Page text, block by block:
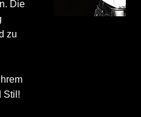
Die
zu
Stil!